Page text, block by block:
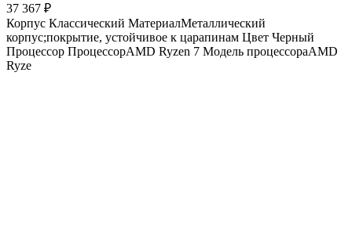
37 367 ₽
Корпус Классический МатериалМеталлический
корпус;покрытие, устойчивое к царапинам Цвет Черный
Процессор ПроцессорAMD Ryzen 7 Модель процессораAMD
Ryze